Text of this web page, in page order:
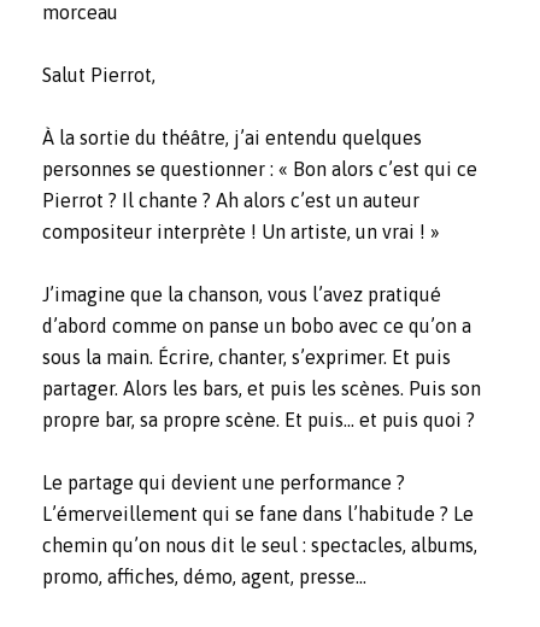
morceau
Salut Pierrot,
À la sortie du théâtre, j’ai entendu quelques
personnes se questionner : « Bon alors c’est qui ce
Pierrot ? Il chante ? Ah alors c’est un auteur
compositeur interprète ! Un artiste, un vrai ! »
J’imagine que la chanson, vous l’avez pratiqué
d’abord comme on panse un bobo avec ce qu’on a
sous la main. Écrire, chanter, s’exprimer. Et puis
partager. Alors les bars, et puis les scènes. Puis son
propre bar, sa propre scène. Et puis… et puis quoi ?
Le partage qui devient une performance ?
L’émerveillement qui se fane dans l’habitude ? Le
chemin qu’on nous dit le seul : spectacles, albums,
promo, affiches, démo, agent, presse…